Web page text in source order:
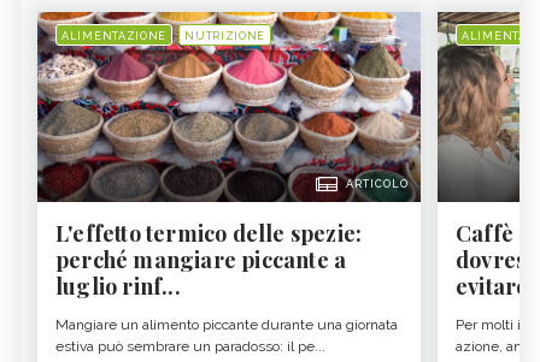
ALIMENTAZIONE NUTRIZIONE
ARTICOLO
L'effetto termico delle spezie:
perché mangiare piccante a
luglio rinf...
Mangiare un alimento piccante durante una giornata
estiva può sembrare un paradosso: il pe...
Caffè
evitare
Per molti il
azione,